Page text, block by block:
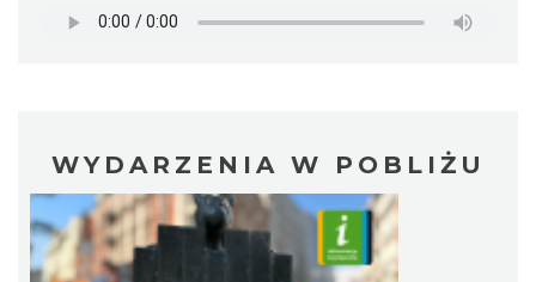
WYDARZENIA W POBLIŻU